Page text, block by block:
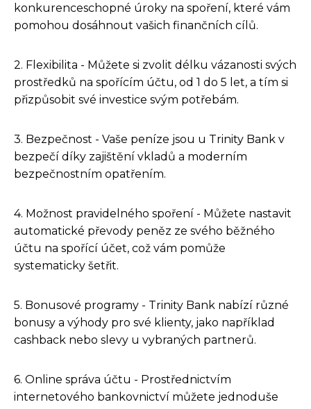
konkurenceschopné úroky na spoření, které vám
pomohou dosáhnout vašich finančních cílů.
2. Flexibilita - Můžete si zvolit délku vázanosti svých
prostředků na spořícím účtu, od 1 do 5 let, a tím si
přizpůsobit své investice svým potřebám.
3. Bezpečnost - Vaše peníze jsou u Trinity Bank v
bezpečí díky zajištění vkladů a moderním
bezpečnostním opatřením.
4. Možnost pravidelného spoření - Můžete nastavit
automatické převody peněz ze svého běžného
účtu na spořící účet, což vám pomůže
systematicky šetřit.
5. Bonusové programy - Trinity Bank nabízí různé
bonusy a výhody pro své klienty, jako například
cashback nebo slevy u vybraných partnerů.
6. Online správa účtu - Prostřednictvím
internetového bankovnictví můžete jednoduše